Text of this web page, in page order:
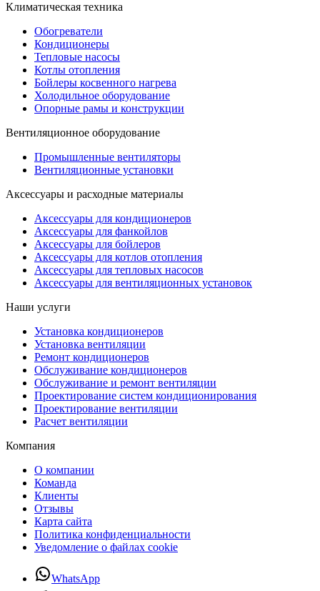
Климатическая техника
Обогреватели
Кондиционеры
Тепловые насосы
Котлы отопления
Бойлеры косвенного нагрева
Холодильное оборудование
Опорные рамы и конструкции
Вентиляционное оборудование
Промышленные вентиляторы
Вентиляционные установки
Аксессуары и расходные материалы
Аксессуары для кондиционеров
Аксессуары для фанкойлов
Аксессуары для бойлеров
Аксессуары для котлов отопления
Аксессуары для тепловых насосов
Аксессуары для вентиляционных установок
Наши услуги
Установка кондиционеров
Установка вентиляции
Ремонт кондиционеров
Обслуживание кондиционеров
Обслуживание и ремонт вентиляции
Проектирование систем кондиционирования
Проектирование вентиляции
Расчет вентиляции
Компания
О компании
Команда
Клиенты
Отзывы
Карта сайта
Политика конфиденциальности
Уведомление о файлах cookie
WhatsApp